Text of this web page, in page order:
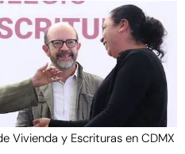
Vivienda y Escrituras en CDMX